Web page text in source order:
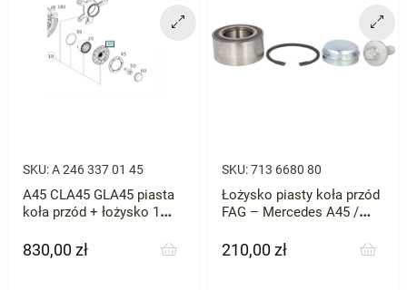
SKU:A 246 337 01 45
A45 CLA45 GLA45 piasta
koła przód + łożysko 1
BENZ
Cena
830,00 zł
SKU:713 6680 80
Łożysko piasty koła przód
FAG – Mercedes A45 /
Cena
210,00 zł